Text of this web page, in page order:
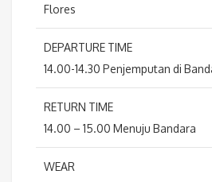
Flores
DEPARTURE TIME
14.00-14.30 Penjemputan di
RETURN TIME
14.00 – 15.00 Menuju Bandara
WEAR